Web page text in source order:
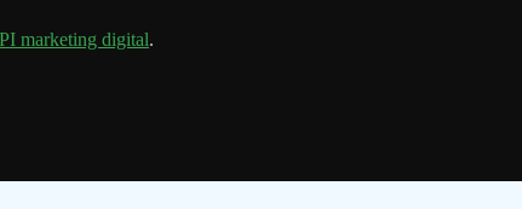
marketing digital.